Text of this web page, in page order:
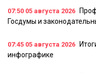
07:50 05 августа 2026
Госдумы и
07:45 05 августа 2026
инфографике